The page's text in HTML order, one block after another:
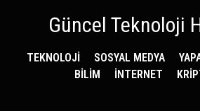
Güncel Teknoloji
TEKNOLOJİ SOSYAL MEDYA
BİLİM
İNTERNET